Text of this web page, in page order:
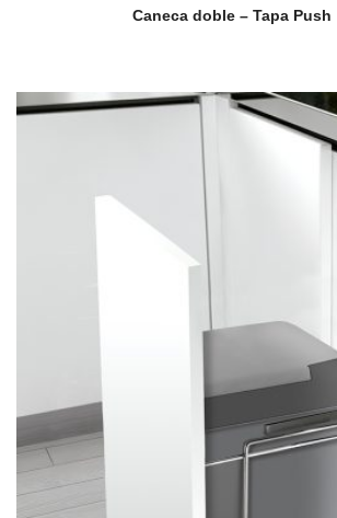
Caneca doble – Tapa Push